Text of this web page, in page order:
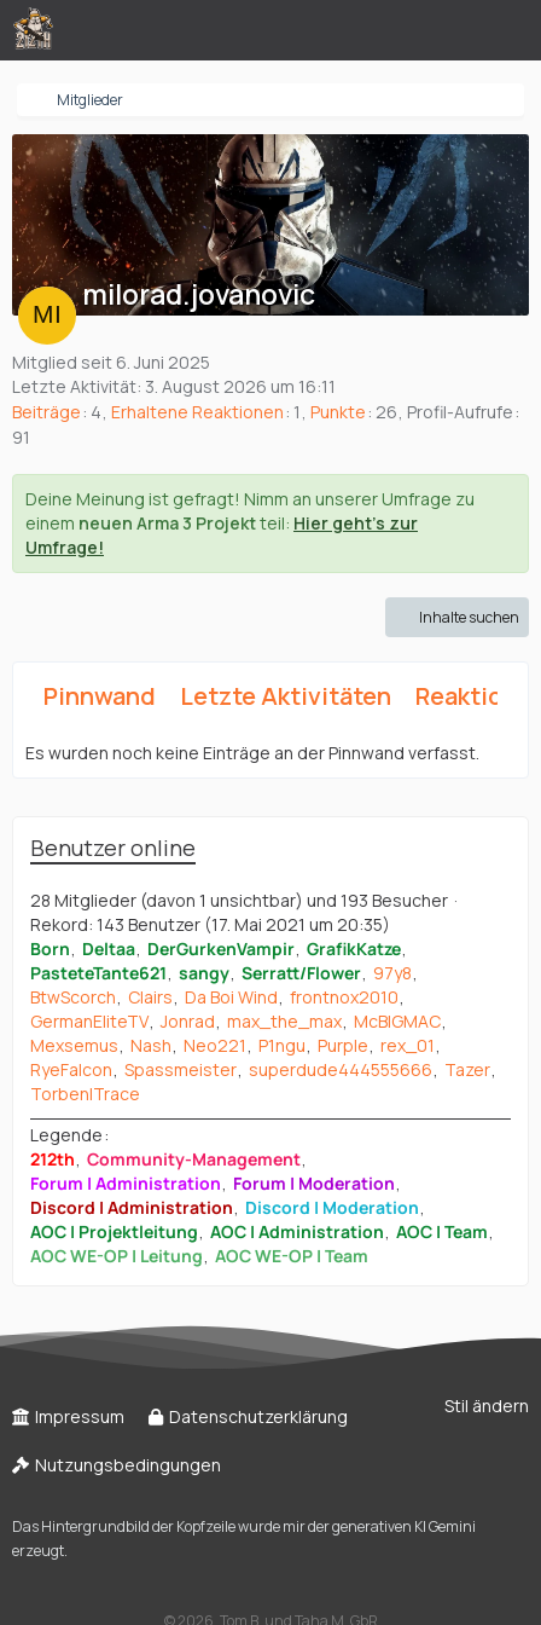
Mitglieder
milorad.jovanovic
Mitglied seit 6. Juni 2025
Letzte Aktivität: 3. August 2026 um 16:11
Beiträge 4 Erhaltene Reaktionen 1 Punkte 26 Profil-Aufrufe
91
Deine Meinung ist gefragt! Nimm an unserer Umfrage zu
einem neuen Arma 3 Projektteil: Hier geht's zur
Umfrage!
Inhalte suchen
Pinnwand Letzte Aktivitäten
Es wurden noch keine Einträge an der Pinnwand verfasst.
Benutzer online
28 Mitglieder (davon 1 unsichtbar) und 193 Besucher
Rekord: 143 Benutzer (17. Mai 2021 um 20:35)
Born
Deltaa DerGurkenVampir GrafikKatze
PasteteTante621 sangy Serratt/Flower 97y8
BtwScorch
Clairs Da Boi Wind frontnox2010
GermanEliteTV Jonrad max_the_max McBIGMAC
Mexsemus Nash Neo221 P1ngu Purple rex_01
RyeFalcon Spassmeister superdude444555666
Tazer
Torben|Trace
Legende
212th Community-Management
Forum | Administration
Forum | Moderation
Discord | Administration
Discord | Moderation
AOC | Projektleitung AOC | Administration AOC | Team
AOC WE-OP | Leitung AOC WE-OP | Team
Stil ändern
Impressum Datenschutzerklärung
Nutzungsbedingungen
Das Hintergrundbild der Kopfzeile wurde mir der generativen KI Gemini
erzeugt.
©2026, Tom B. und Taha M. GbR